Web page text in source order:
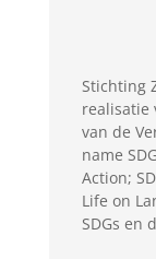
Stichting
realisatie
van de
name
Action;
Life on
SDGs en